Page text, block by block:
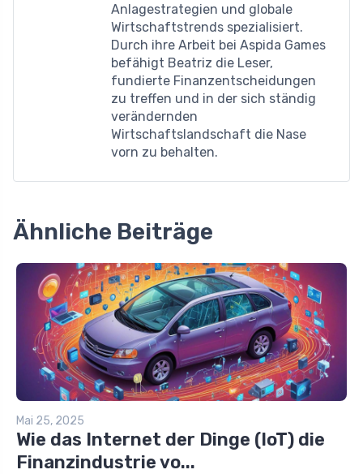
Anlagestrategien und globale
Wirtschaftstrends spezialisiert.
Durch ihre Arbeit bei Aspida Games
befähigt Beatriz die Leser,
fundierte Finanzentscheidungen
zu treffen und in der sich ständig
verändernden
Wirtschaftslandschaft die Nase
vorn zu behalten.
Ähnliche Beiträge
Mai 25, 2025
Wie das Internet der Dinge (IoT) die
Finanzindustrie vo...